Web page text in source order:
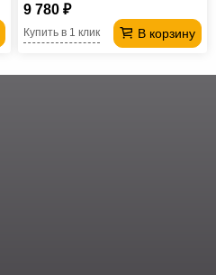
9 780 ₽
В корзину
Купить в 1 клик